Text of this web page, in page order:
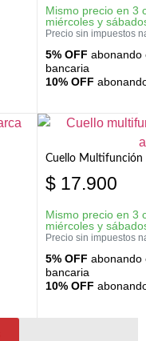
Mismo precio en 3
miércoles y
Precio sin impuestos
5% OFF abonando
bancaria
10% OFF
Cuello Multifunción
$ 17.900
Mismo precio en 3
miércoles y
Precio sin impuestos
5% OFF abonando
bancaria
10% OFF